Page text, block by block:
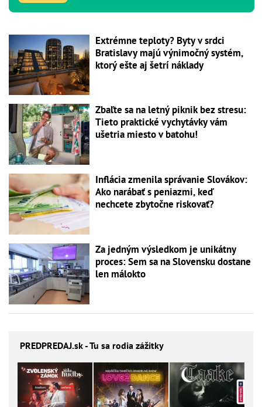
Extrémne teploty? Byty v srdci
Bratislavy majú výnimočný systém,
ktorý ešte aj šetrí náklady
Zbaľte sa na letný piknik bez stresu:
Tieto praktické vychytávky vám
ušetria miesto v batohu!
Inflácia zmenila správanie Slovákov:
Ako narábať s peniazmi, keď
nechcete zbytočne riskovať?
Za jedným výsledkom je unikátny
proces: Sem sa na Slovensku dostane
len málokto
PREDPREDAJ.sk - Tu sa rodia zážitky